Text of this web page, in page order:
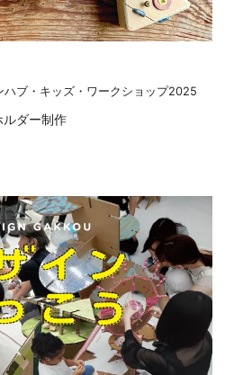
ブ・キッズ・ワークショップ2025
ダー制作